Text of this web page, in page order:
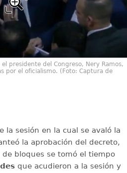
presidente del Congreso, Nery Ramos,
por el oficialismo. (Foto: Captura de
la sesión en la cual se avaló la
la aprobación del decreto,
bloques se tomó el tiempo
que acudieron a la sesión y